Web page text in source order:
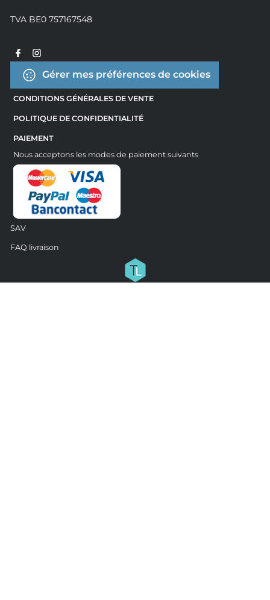
TVA BE0 757167548
Gérer mes préférences de cookies
CONDITIONS GÉNÉRALES DE VENTE
POLITIQUE DE CONFIDENTIALITÉ
PAIEMENT
Nous acceptons les modes de paiement suivants
SAV
FAQ livraison